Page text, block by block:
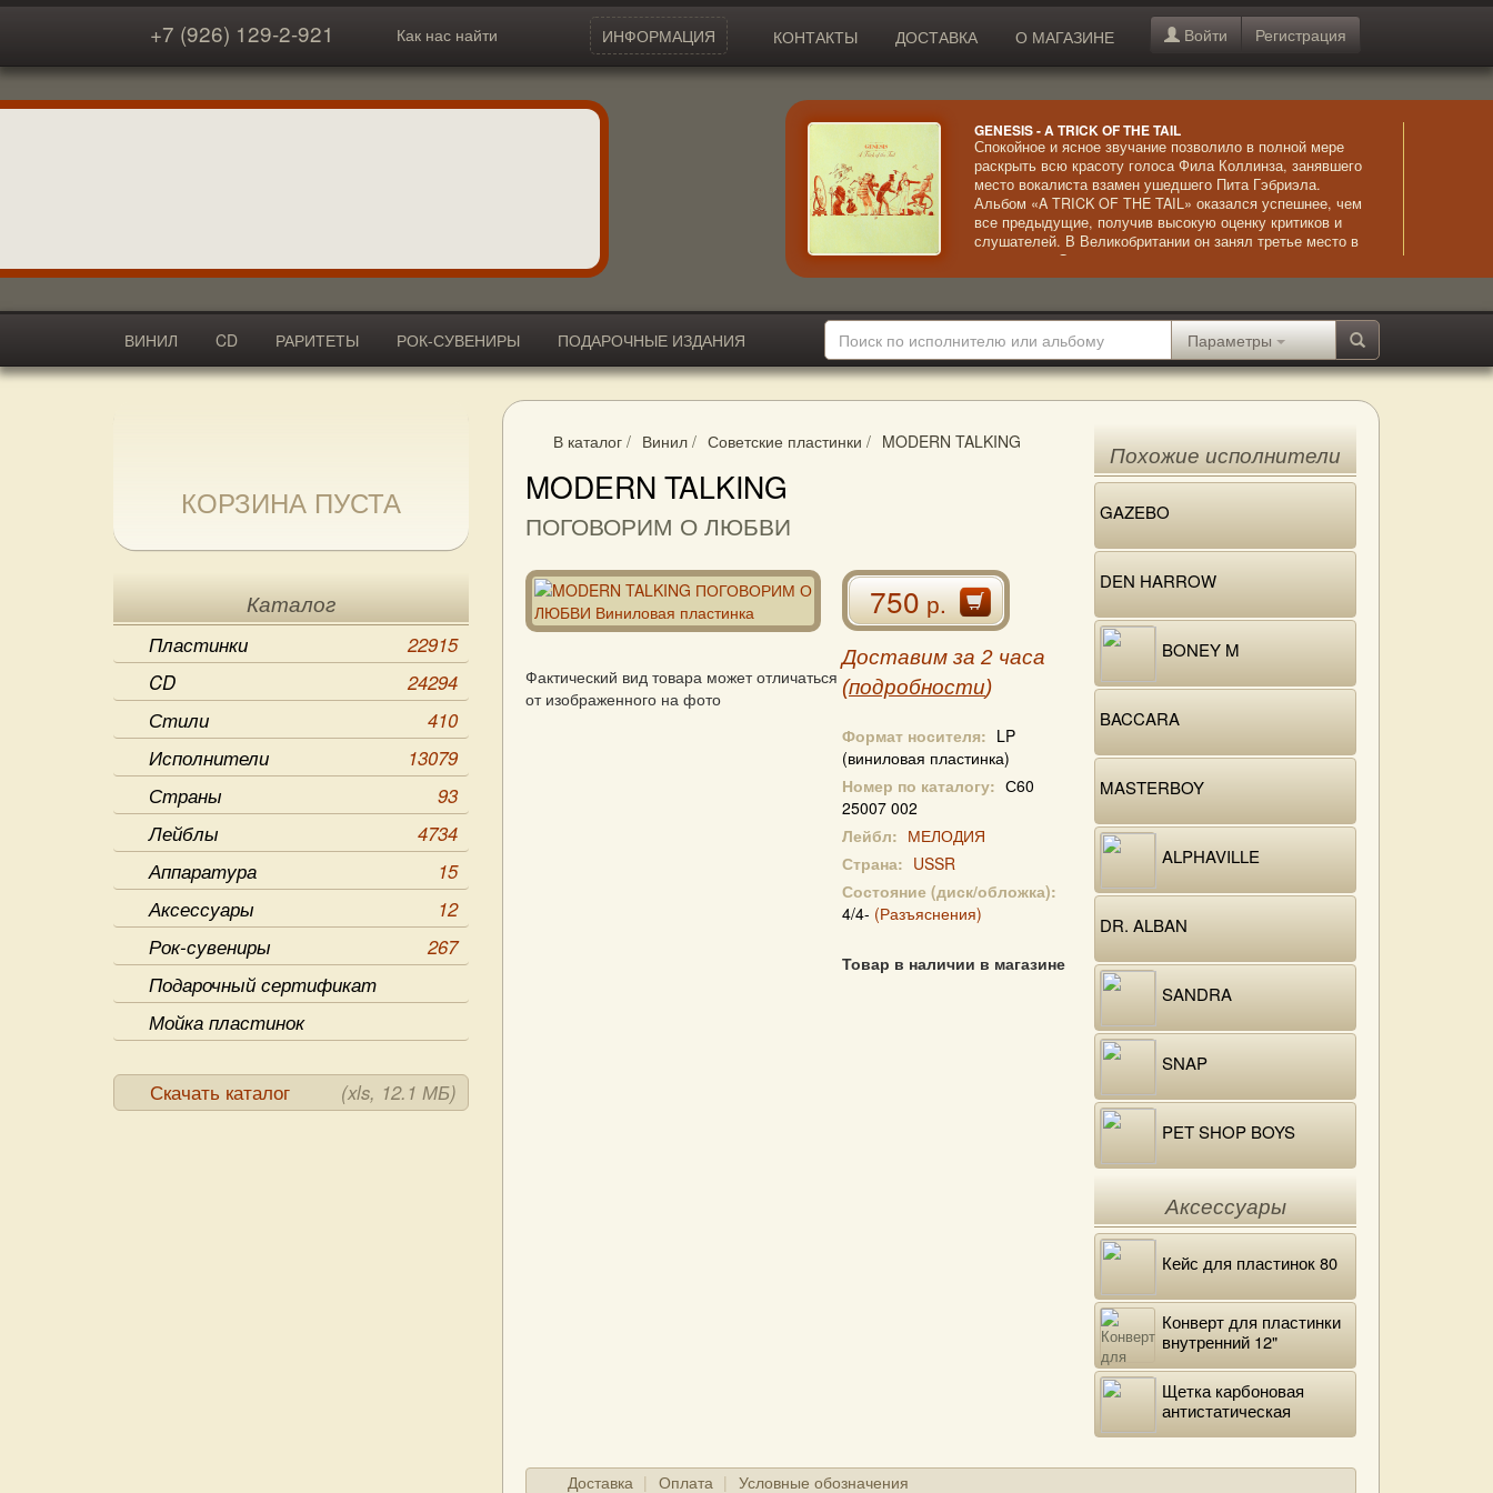
+7 (926) 129-2-921 Как нас найти ИНФОРМАЦИЯ КОНТАКТЫ ДОСТАВКА О МАГАЗИНЕ Войти Регистрация
GENESIS - A TRICK OF THE TAIL
Спокойное и ясное звучание позволило в полной мере
раскрыть всю красоту голоса Фила Коллинза, занявшего
место вокалиста взамен ушедшего Пита Гэбриэла.
Альбом «A TRICK OF THE TAIL» оказался успешнее, чем
все предыдущие, получив высокую оценку критиков и
слушателей. В Великобритании он занял третье место в
хит-параде. Своеобразное звучание, интересные партии
гитары и лиричные мелодии – главные достоинства «A
ВИНИЛ CD РАРИТЕТЫ РОК-СУВЕНИРЫ
ПОДАРОЧНЫЕ ИЗДАНИЯ
АКСЕССУАРЫ
Параметры
КОРЗИНА ПУСТА
Каталог
Пластинки
22915
CD
24294
Стили
410
Исполнители
13079
Страны
93
Лейблы
4734
Аппаратура
15
Аксессуары
12
Рок-сувениры
267
Подарочный сертификат
Мойка пластинок
Скачать каталог (xls, 12.1 МБ)
В каталог / Винил / Советские пластинки / MODERN TALKING
MODERN TALKING
ПОГОВОРИМ О ЛЮБВИ
Фактический вид товара может отличаться
от изображенного на фото
750р.
Доставим за 2 часа
(подробности)
Формат носителя: LP
(виниловая пластинка)
Номер по каталогу: С60
25007 002
Лейбл: МЕЛОДИЯ
Страна: USSR
Состояние (диск/обложка):
4/4- (Разъяснения)
Товар в наличии в магазине
Похожие исполнители
GAZEBO
DEN HARROW
BONEY M
BACCARA
MASTERBOY
ALPHAVILLE
DR. ALBAN
SANDRA
SNAP
PET SHOP BOYS
Аксессуары
Кейс для пластинок 80
Конверт для пластинки
внутренний 12"
Щетка карбоновая
антистатическая
Доставка Оплата Условные обозначения